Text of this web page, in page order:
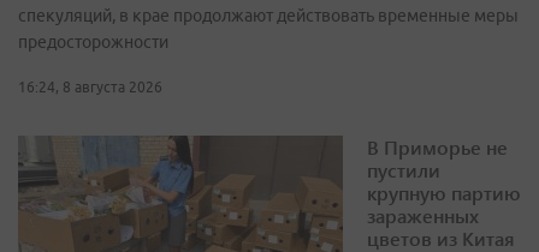
спекуляций, в крае продолжают действовать временные меры
предосторожности
16:24, 8 августа 2026
В Приморье не
пустили
крупную партию
зараженных
цветов из Китая